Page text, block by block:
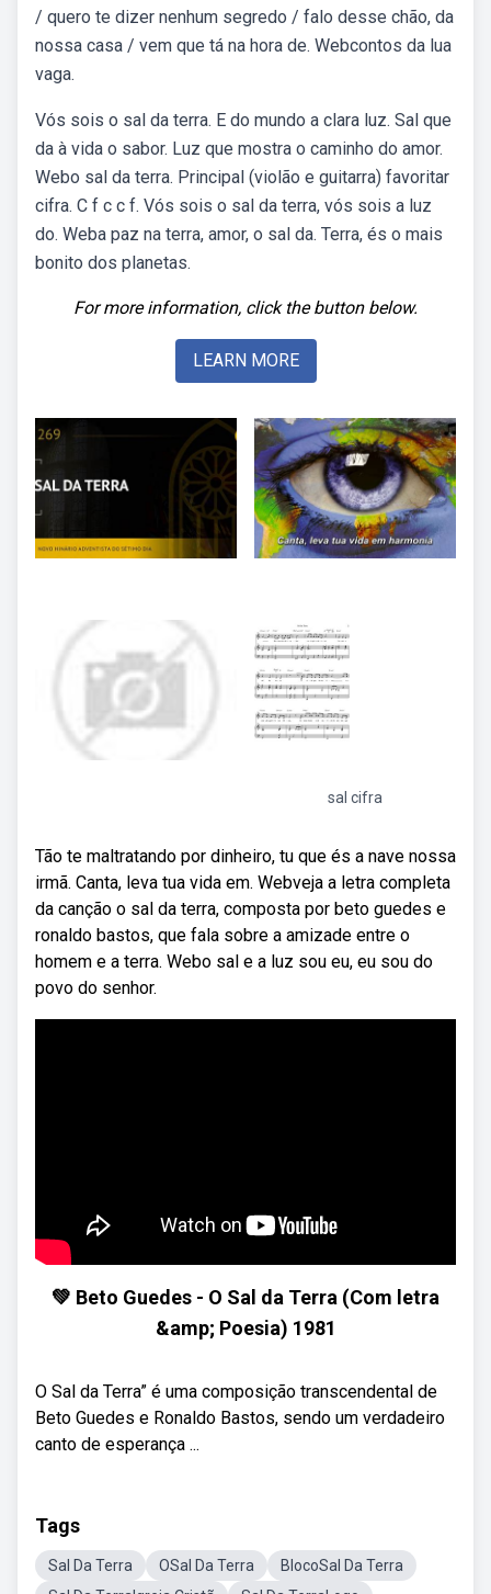
/ quero te dizer nenhum segredo / falo desse chão, da
nossa casa / vem que tá na hora de. Webcontos da lua
vaga.
Vós sois o sal da terra. E do mundo a clara luz. Sal que
da à vida o sabor. Luz que mostra o caminho do amor.
Webo sal da terra. Principal (violão e guitarra) favoritar
cifra. C f c c f. Vós sois o sal da terra, vós sois a luz
do. Weba paz na terra, amor, o sal da. Terra, és o mais
bonito dos planetas.
For more information, click the button below.
LEARN MORE
sal cifra
Tão te maltratando por dinheiro, tu que és a nave nossa
irmã. Canta, leva tua vida em. Webveja a letra completa
da canção o sal da terra, composta por beto guedes e
ronaldo bastos, que fala sobre a amizade entre o
homem e a terra. Webo sal e a luz sou eu, eu sou do
povo do senhor.
💚 Beto Guedes - O Sal da Terra (Com letra
&amp; Poesia) 1981
O Sal da Terra” é uma composição transcendental de
Beto Guedes e Ronaldo Bastos, sendo um verdadeiro
canto de esperança ...
Tags
Sal Da Terra OSal Da Terra
BlocoSal Da Terra